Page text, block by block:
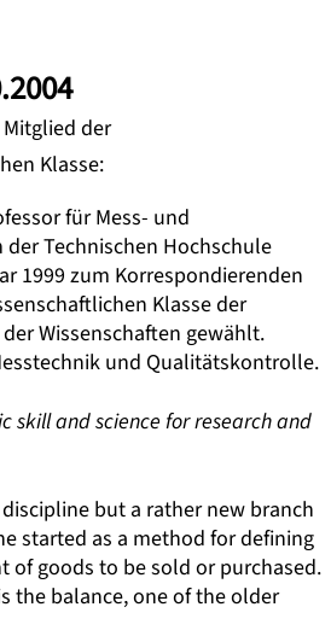
der
Klasse:
für Mess- und
Technischen Hochschule
1999 zum Korrespondierenden
Klasse der
Wissenschaften gewählt.
und Qualitätskontrolle.
skill and science for research and
but a rather new branch
started as a method for defining
of goods to be sold or purchased.
the balance, one of the older